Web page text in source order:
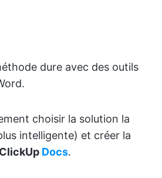
dure avec des outils
choisir la solution la
intelligente) et créer la
ClickUp Docs.